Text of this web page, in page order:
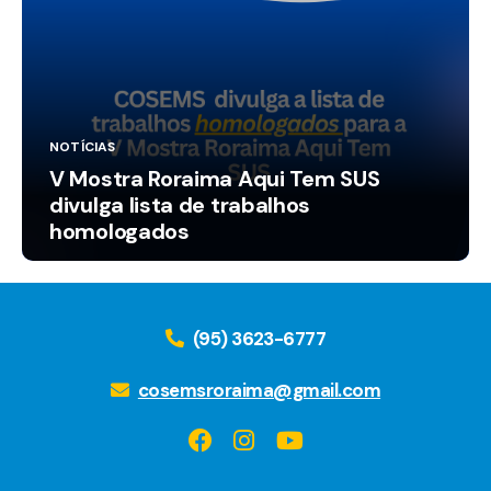
NOTÍCIAS
V Mostra Roraima Aqui Tem SUS
divulga lista de trabalhos
homologados
(95) 3623-6777
cosemsroraima@gmail.com